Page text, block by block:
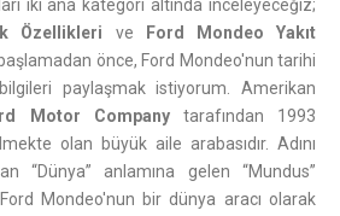
iki ana kategori altında inceleyeceğiz;
Özellikleri ve
Ford Mondeo Yakıt
önce, Ford Mondeo'nun tarihi
paylaşmak istiyorum. Amerikan
Motor Companytarafından 1993
olan büyük aile arabasıdır. Adını
“Dünya” anlamına gelen “Mundus”
Mondeo'nun bir dünya aracı olarak